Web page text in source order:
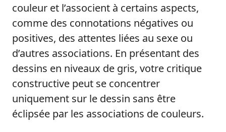
couleur et l’associent à certains aspects,
comme des connotations négatives ou
positives, des attentes liées au sexe ou
d’autres associations. En présentant des
dessins en niveaux de gris, votre critique
constructive peut se concentrer
uniquement sur le dessin sans être
éclipsée par les associations de couleurs.